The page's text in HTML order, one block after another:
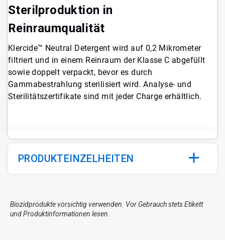
Sterilproduktion in
Reinraumqualität
Klercide™ Neutral Detergent wird auf 0,2 Mikrometer
filtriert und in einem Reinraum der Klasse C abgefüllt
sowie doppelt verpackt, bevor es durch
Gammabestrahlung sterilisiert wird. Analyse- und
Sterilitätszertifikate sind mit jeder Charge erhältlich.
PRODUKTEINZELHEITEN
Biozidprodukte vorsichtig verwenden. Vor Gebrauch stets Etikett
und Produktinformationen lesen.